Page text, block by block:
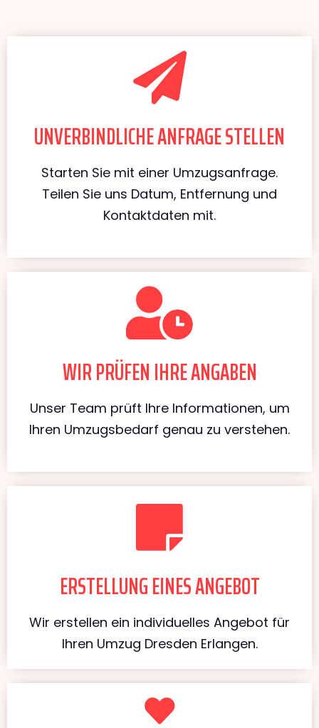
UNVERBINDLICHE ANFRAGE STELLEN
Starten Sie mit einer Umzugsanfrage.
Teilen Sie uns Datum, Entfernung und
Kontaktdaten mit.
WIR PRÜFEN IHRE ANGABEN
Unser Team prüft Ihre Informationen, um
Ihren Umzugsbedarf genau zu verstehen.
ERSTELLUNG EINES ANGEBOT
Wir erstellen ein individuelles Angebot für
Ihren Umzug Dresden Erlangen.